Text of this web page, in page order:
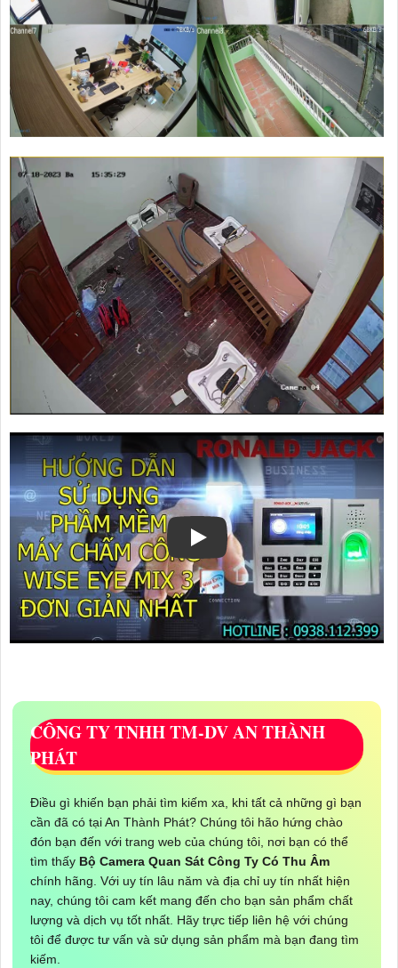
CÔNG TY TNHH TM-DV AN THÀNH
PHÁT
Điều gì khiến bạn phải tìm kiếm xa, khi tất cả những gì bạn
cần đã có tại An Thành Phát? Chúng tôi hão hứng chào
đón bạn đến với trang web của chúng tôi, nơi bạn có thể
tìm thấy Bộ Camera Quan Sát Công Ty Có Thu Âm
chính hãng. Với uy tín lâu năm và địa chỉ uy tín nhất hiện
nay, chúng tôi cam kết mang đến cho bạn sản phẩm chất
lượng và dịch vụ tốt nhất. Hãy trực tiếp liên hệ với chúng
tôi để được tư vấn và sử dụng sản phẩm mà bạn đang tìm
kiếm.